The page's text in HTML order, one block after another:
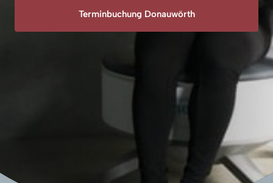
Terminbuchung Donauwörth